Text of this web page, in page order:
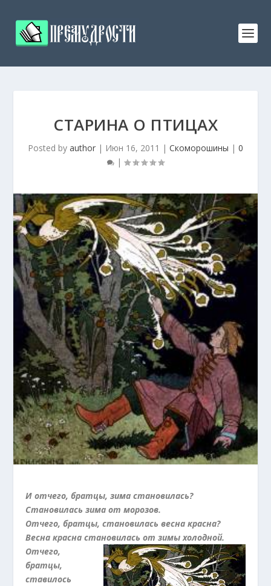
СТАРИНА О ПТИЦАХ
Posted by author | Июн 16, 2011 | Скоморошины | 0
|
И отчего, братцы, зима становилась?
Становилась зима от морозов.
Отчего, братцы, становилась весна красна?
Весна красна становилась от зимы холодной.
Отчего,
братцы,
ставилось